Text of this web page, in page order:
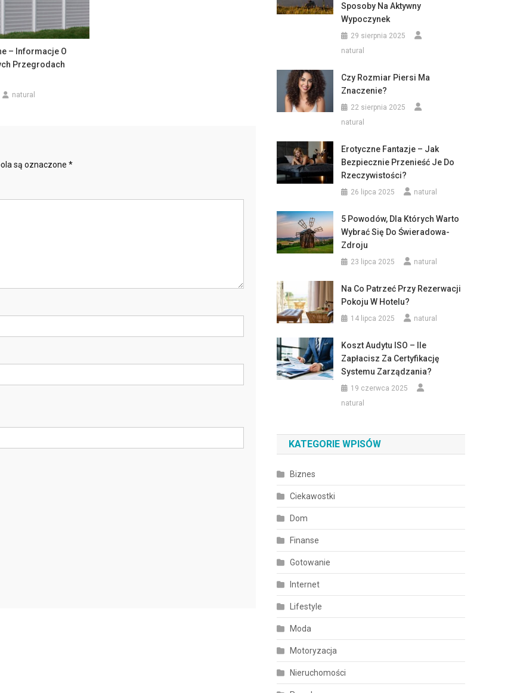
– Informacje O
Przegrodach
natural
są oznaczone *
Sposoby Na Aktywny
Wypoczynek
29 sierpnia 2025
natural
Czy Rozmiar Piersi Ma
Znaczenie?
22 sierpnia 2025
natural
Erotyczne Fantazje – Jak
Bezpiecznie Przenieść Je Do
Rzeczywistości?
26 lipca 2025 natural
5 Powodów, Dla Których Warto
Wybrać Się Do Świeradowa-
Zdroju
23 lipca 2025 natural
Na Co Patrzeć Przy Rezerwacji
Pokoju W Hotelu?
14 lipca 2025 natural
Koszt Audytu ISO – Ile
Zapłacisz Za Certyfikację
Systemu Zarządzania?
19 czerwca 2025
natural
KATEGORIE WPISÓW
Biznes
Ciekawostki
Dom
Finanse
Gotowanie
Internet
Lifestyle
Moda
Motoryzacja
Nieruchomości